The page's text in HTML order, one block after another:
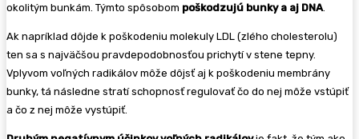
okolitým bunkám. Týmto spôsobom poškodzujú bunky a aj DNA
Ak napríklad dôjde k poškodeniu molekuly LDL (zlého cholesterolu)
ten sa s najväčšou pravdepodobnosťou prichytí v stene tepny.
Vplyvom voľných radikálov môže dôjsť aj k poškodeniu membrány
bunky, tá následne stratí schopnosť regulovať čo do nej môže vstúpiť
a čo z nej môže vystúpiť.